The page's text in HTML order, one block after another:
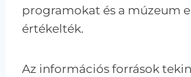
programokat és a múzeum
értékelték.
Az információs források